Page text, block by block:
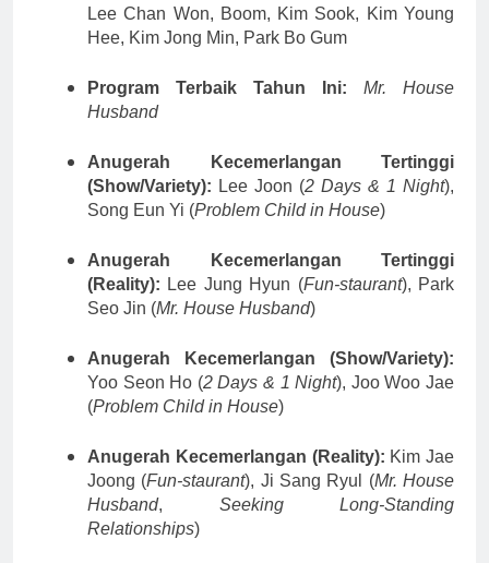
Lee Chan Won, Boom, Kim Sook, Kim Young
Hee, Kim Jong Min, Park Bo Gum
Program Terbaik Tahun Ini:
Mr. House
Husband
Anugerah Kecemerlangan Tertinggi
(Show/Variety): Lee Joon (2 Days & 1 Night),
Song Eun Yi (Problem Child in House)
Anugerah Kecemerlangan Tertinggi
(Reality): Lee Jung Hyun (Fun-staurant), Park
Seo Jin (Mr. House Husband)
Anugerah Kecemerlangan (Show/Variety):
Yoo Seon Ho (2 Days & 1 Night), Joo Woo Jae
(Problem Child in House)
Anugerah Kecemerlangan (Reality): Kim Jae
Joong (Fun-staurant), Ji Sang Ryul (Mr. House
Husband, Seeking Long-Standing
Relationships)